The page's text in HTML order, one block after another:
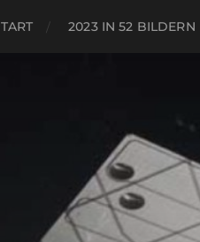
2023 IN 52 BILDERN